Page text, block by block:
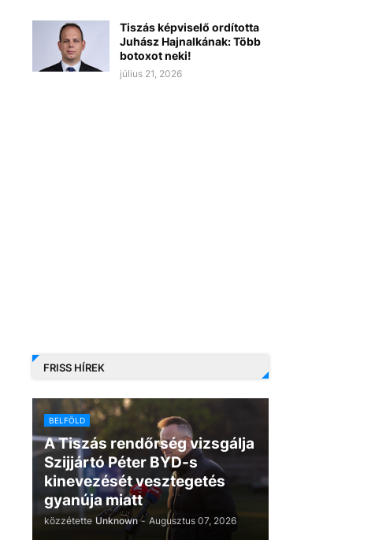
Tiszás képviselő ordította
Juhász Hajnalkának: Több
botoxot neki!
július 21, 2026
FRISS HÍREK
BELFÖLD
A Tiszás rendőrség vizsgálja
Szijjártó Péter BYD-s
kinevezését vesztegetés
gyanúja miatt
közzétette Unknown - Augusztus 07, 2026